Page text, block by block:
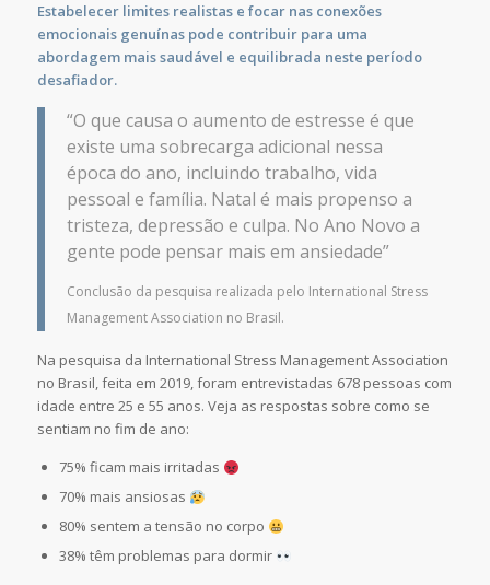
Estabelecer limites realistas e focar nas conexões
emocionais genuínas pode contribuir para uma
abordagem mais saudável e equilibrada neste período
desafiador.
“O que causa o aumento de estresse é que
existe uma sobrecarga adicional nessa
época do ano, incluindo trabalho, vida
pessoal e família. Natal é mais propenso a
tristeza, depressão e culpa. No Ano Novo a
gente pode pensar mais em ansiedade”
Conclusão da pesquisa realizada pelo International Stress
Management Association no Brasil.
Na pesquisa da International Stress Management Association
no Brasil, feita em 2019, foram entrevistadas 678 pessoas com
idade entre 25 e 55 anos. Veja as respostas sobre como se
sentiam no fim de ano:
75% ficam mais irritadas
70% mais ansiosas
80% sentem a tensão no corpo
38% têm problemas para dormir